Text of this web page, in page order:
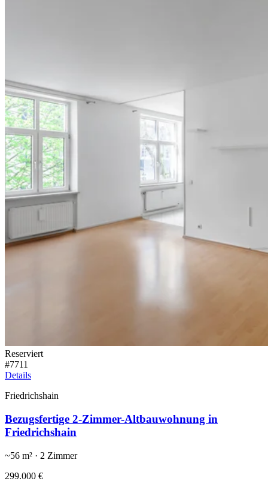
Reserviert
#7711
Details
Friedrichshain
Bezugsfertige 2-Zimmer-Altbauwohnung in
Friedrichshain
~56 m² · 2 Zimmer
299.000 €